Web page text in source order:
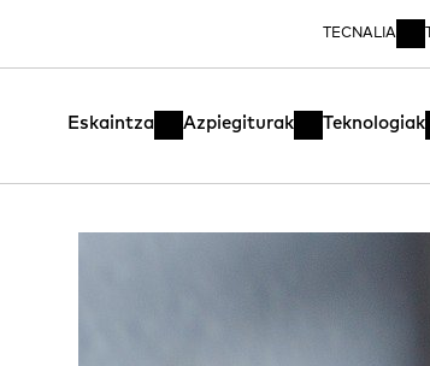
TECNALIA
Eskaintza Azpiegiturak Teknologiak